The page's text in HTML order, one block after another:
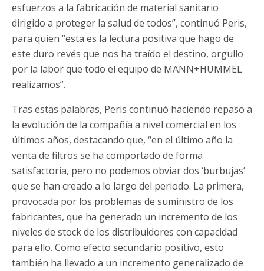
esfuerzos a la fabricación de material sanitario
dirigido a proteger la salud de todos”, continuó Peris,
para quien “esta es la lectura positiva que hago de
este duro revés que nos ha traído el destino, orgullo
por la labor que todo el equipo de MANN+HUMMEL
realizamos”.
Tras estas palabras, Peris continuó haciendo repaso a
la evolución de la compañía a nivel comercial en los
últimos años, destacando que, “en el último año la
venta de filtros se ha comportado de forma
satisfactoria, pero no podemos obviar dos ‘burbujas’
que se han creado a lo largo del periodo. La primera,
provocada por los problemas de suministro de los
fabricantes, que ha generado un incremento de los
niveles de stock de los distribuidores con capacidad
para ello. Como efecto secundario positivo, esto
también ha llevado a un incremento generalizado de